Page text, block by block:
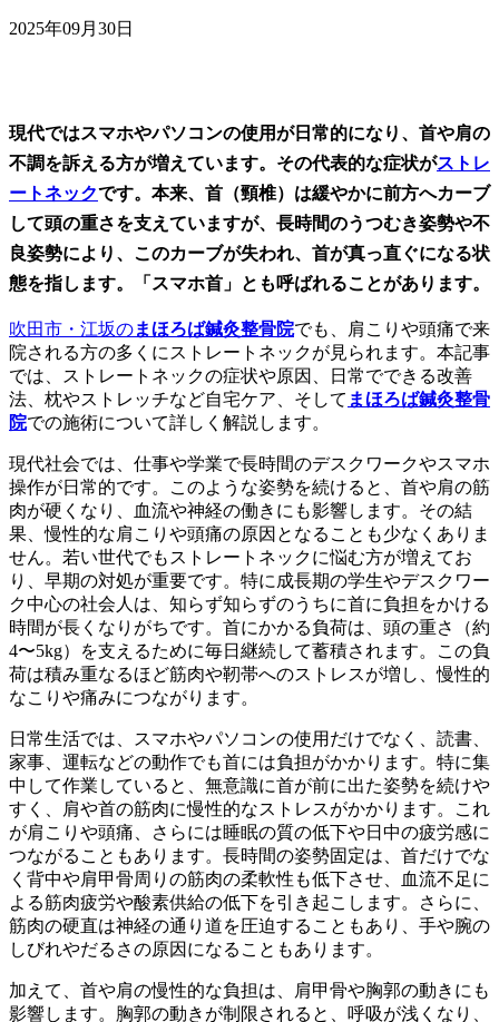
2025年09月30日
現代ではスマホやパソコンの使用が日常的になり、首や肩の
不調を訴える方が増えています。その代表的な症状がストレ
ートネックです。本来、首（頸椎）は緩やかに前方へカーブ
して頭の重さを支えていますが、長時間のうつむき姿勢や不
良姿勢により、このカーブが失われ、首が真っ直ぐになる状
態を指します。「スマホ首」とも呼ばれることがあります。
吹田市・江坂のまほろば鍼灸整骨院でも、肩こりや頭痛で来
院される方の多くにストレートネックが見られます。本記事
では、ストレートネックの症状や原因、日常でできる改善
法、枕やストレッチなど自宅ケア、そして まほろば鍼灸整骨
院での施術について詳しく解説します。
現代社会では、仕事や学業で長時間のデスクワークやスマホ
操作が日常的です。このような姿勢を続けると、首や肩の筋
肉が硬くなり、血流や神経の働きにも影響します。その結
果、慢性的な肩こりや頭痛の原因となることも少なくありま
せん。若い世代でもストレートネックに悩む方が増えてお
り、早期の対処が重要です。特に成長期の学生やデスクワー
ク中心の社会人は、知らず知らずのうちに首に負担をかける
時間が長くなりがちです。首にかかる負荷は、頭の重さ（約
4〜5kg）を支えるために毎日継続して蓄積されます。この負
荷は積み重なるほど筋肉や靭帯へのストレスが増し、慢性的
なこりや痛みにつながります。
日常生活では、スマホやパソコンの使用だけでなく、読書、
家事、運転などの動作でも首には負担がかかります。特に集
中して作業していると、無意識に首が前に出た姿勢を続けや
すく、肩や首の筋肉に慢性的なストレスがかかります。これ
が肩こりや頭痛、さらには睡眠の質の低下や日中の疲労感に
つながることもあります。長時間の姿勢固定は、首だけでな
く背中や肩甲骨周りの筋肉の柔軟性も低下させ、血流不足に
よる筋肉疲労や酸素供給の低下を引き起こします。さらに、
筋肉の硬直は神経の通り道を圧迫することもあり、手や腕の
しびれやだるさの原因になることもあります。
加えて、首や肩の慢性的な負担は、肩甲骨や胸郭の動きにも
影響します。胸郭の動きが制限されると、呼吸が浅くなり、